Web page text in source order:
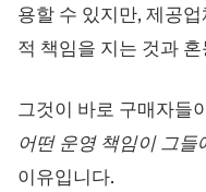
용할 수 있지만, 제공
적 책임을 지는 것과
그것이 바로 구매자들
어떤 운영 책임이 그들
이유입니다.